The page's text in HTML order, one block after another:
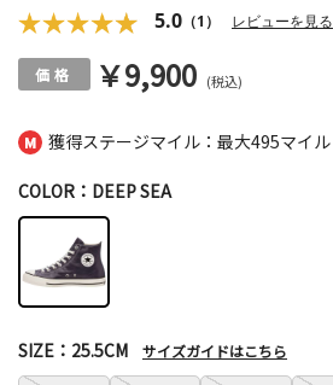
獲得ステージマイル：最大495マイル
5.0 （1） レビューを見る
￥9,900 (税込)
COLOR：DEEP SEA
SIZE：25.5CM サイズガイドはこちら